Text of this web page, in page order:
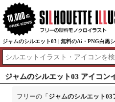
ジャムのシルエット03 | 無料のAi・PNG白黒
ジャムのシルエット03 アイコン
フリーの「 ジャムのシルエット03